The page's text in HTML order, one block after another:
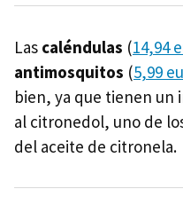
Las caléndulas (14,94
antimosquitos (5,99
bien, ya que tienen un
al citronedol, uno de
del aceite de citronela.